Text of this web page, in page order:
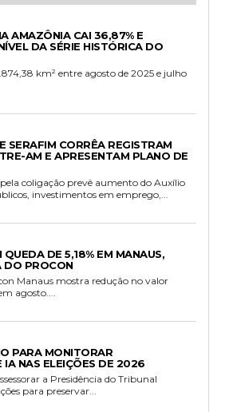
AMAZÔNIA CAI 36,87% E
DA SÉRIE HISTÓRICA DO
km² entre agosto de 2025 e julho
SERAFIM CORRÊA REGISTRAM
AM E APRESENTAM PLANO DE
coligação prevê aumento do Auxílio
investimentos em emprego,...
DE 5,18% EM MANAUS,
DO PROCON
Manaus mostra redução no valor
agosto....
PARA MONITORAR
IA NAS ELEIÇÕES DE 2026
a Presidência do Tribunal
para preservar...